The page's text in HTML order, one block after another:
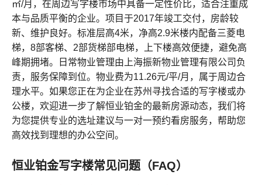
㎡/月，在周边写字楼市场中具备一定性价比，适合注重成
本与品质平衡的企业。项目于2017年竣工交付，房龄较
新、维护良好。标准层高4米，净高2.9米楼内配备三菱电
梯，8部客梯、2部货梯部电梯，上下楼高效便捷，避免高
峰期拥堵。日常物业管理由上海振新物业管理有限公司负
责，服务保障到位。物业费为11.26元/平/月，属于周边合
理水平。如果您正在为企业在苏州寻找合适的写字楼或办
公楼，欢迎进一步了解恒业铂金的最新房源动态，我们将
为您提供专业的选址建议与一对一预约看房服务，帮助您
高效找到理想的办公空间。
恒业铂金写字楼常见问题（FAQ）